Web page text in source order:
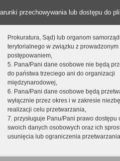
przechowywania lub dostępu do
Prokuratura, Sąd) lub organom
terytorialnego w związku z prowadzonym
postępowaniem,
5. Pana/Pani dane osobowe nie będą
do państwa trzeciego ani do organizacji
międzynarodowej,
6. Pana/Pani dane osobowe będą
wyłącznie przez okres i w zakresie
realizacji celu przetwarzania,
7. przysługuje Panu/Pani prawo dostępu
swoich danych osobowych oraz ich
usunięcia lub ograniczenia